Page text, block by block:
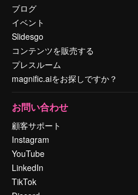
ブログ
イベント
Slidesgo
コンテンツを販売する
プレスルーム
magnific.aiをお探しですか？
お問い合わせ
顧客サポート
Instagram
YouTube
LinkedIn
TikTok